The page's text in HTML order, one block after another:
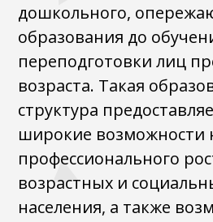
дошкольного,
образования до
переподготовки лиц
возраста. Такая
структура
широкие возможности
профессионального
возрастных и
населения, а также